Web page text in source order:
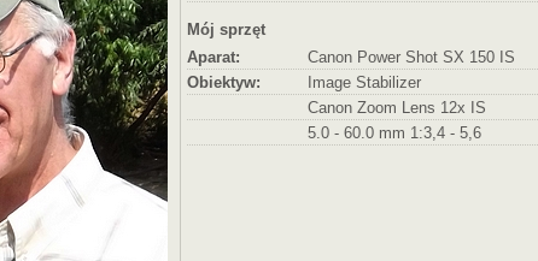
Mój sprzęt
Aparat:
Canon Power Shot SX 150 IS
Obiektyw:
Image Stabilizer
Canon Zoom Lens 12x IS
5.0 - 60.0 mm 1:3,4 - 5,6